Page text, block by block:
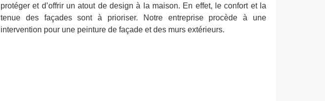
protéger et d’offrir un atout de design à la maison. En effet, le confort et la
tenue des façades sont à prioriser. Notre entreprise procède à une
intervention pour une peinture de façade et des murs extérieurs.